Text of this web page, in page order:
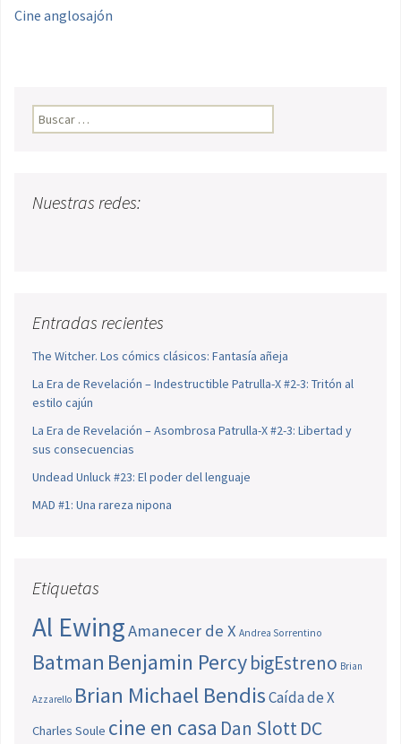
Cine anglosajón
Buscar:
Nuestras redes:
Entradas recientes
The Witcher. Los cómics clásicos: Fantasía añeja
La Era de Revelación – Indestructible Patrulla-X #2-3: Tritón al
estilo cajún
La Era de Revelación – Asombrosa Patrulla-X #2-3: Libertad y
sus consecuencias
Undead Unluck #23: El poder del lenguaje
MAD #1: Una rareza nipona
Etiquetas
Al EwingAmanecer de X Andrea Sorrentino
Batman Benjamin PercybigEstreno Brian
Azzarello Brian Michael BendisCaída de X
Charles Soule cine en casa Dan SlottDC